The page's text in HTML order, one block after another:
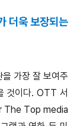
더욱 보장되는
가장 잘 보여주
것이다. OTT 서
The Top media